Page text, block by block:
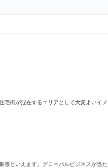
宅街が混在するエリアとして大変よいイメ
徴といえます。グローバルビジネスが当た